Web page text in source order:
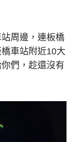
周邊，連板橋
車站附近10大
們，趁還沒有